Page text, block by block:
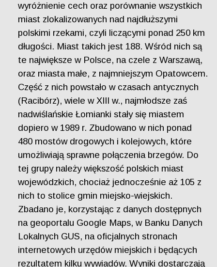
wyróżnienie cech oraz porównanie wszystkich
miast zlokalizowanych nad najdłuższymi
polskimi rzekami, czyli liczącymi ponad 250 km
długości. Miast takich jest 188. Wśród nich są
te największe w Polsce, na czele z Warszawą,
oraz miasta małe, z najmniejszym Opatowcem.
Część z nich powstało w czasach antycznych
(Racibórz), wiele w XIII w., najmłodsze zaś
nadwiślańskie Łomianki stały się miastem
dopiero w 1989 r. Zbudowano w nich ponad
480 mostów drogowych i kolejowych, które
umożliwiają sprawne połączenia brzegów. Do
tej grupy należy większość polskich miast
wojewódzkich, chociaż jednocześnie aż 105 z
nich to stolice gmin miejsko-wiejskich.
Zbadano je, korzystając z danych dostępnych
na geoportalu Google Maps, w Banku Danych
Lokalnych GUS, na oficjalnych stronach
internetowych urzędów miejskich i będących
rezultatem kilku wywiadów. Wyniki dostarczają